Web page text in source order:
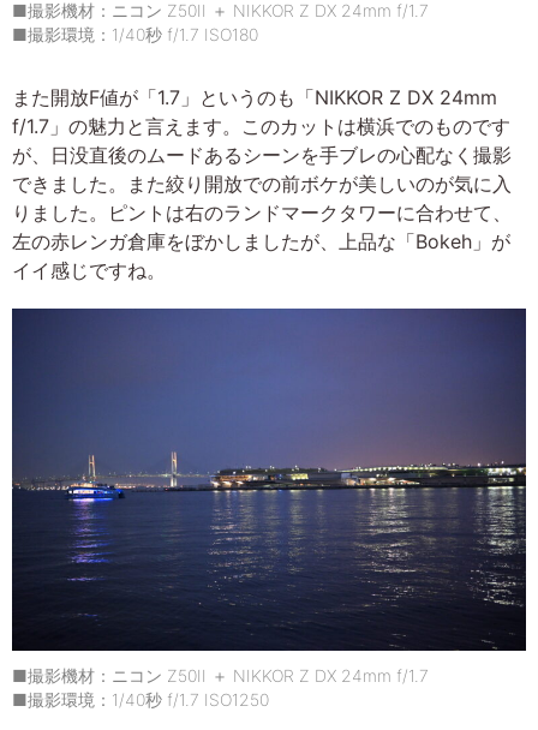
■撮影機材：ニコン Z50II ＋ NIKKOR Z DX 24mm f/1.7
■撮影環境：1/40秒 f/1.7 ISO180
また開放F値が「1.7」というのも「NIKKOR Z DX 24mm
f/1.7」の魅力と言えます。このカットは横浜でのものです
が、日没直後のムードあるシーンを手ブレの心配なく撮影
できました。また絞り開放での前ボケが美しいのが気に入
りました。ピントは右のランドマークタワーに合わせて、
左の赤レンガ倉庫をぼかしましたが、上品な「Bokeh」が
イイ感じですね。
■撮影機材：ニコン Z50II ＋ NIKKOR Z DX 24mm f/1.7
■撮影環境：1/40秒 f/1.7 ISO1250